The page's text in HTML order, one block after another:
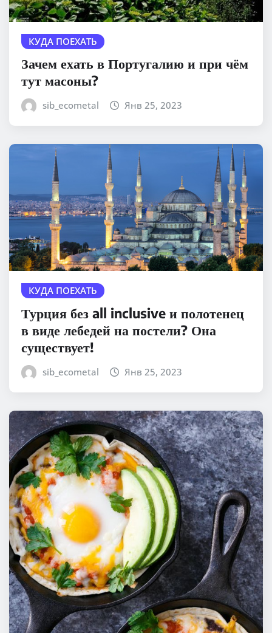
КУДА ПОЕХАТЬ
Зачем ехать в Португалию и при чём
тут масоны?
sib_ecometal Янв 25, 2023
КУДА ПОЕХАТЬ
Турция без all inclusive и полотенец
в виде лебедей на постели? Она
существует!
sib_ecometal Янв 25, 2023